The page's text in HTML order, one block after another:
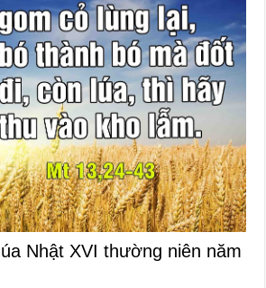
Nhật XVI thường niên năm